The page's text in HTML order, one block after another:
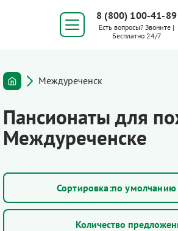
8 (800) 100-41-89
Есть вопросы? Звоните |
Бесплатно 24/7
Междуреченск
Пансионаты для
Междуреченске
по умолчанию
Количество